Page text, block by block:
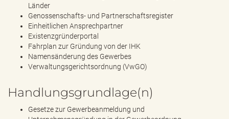
Länder
Genossenschafts- und Partnerschaftsregister
Einheitlichen Ansprechpartner
Existenzgründerportal
Fahrplan zur Gründung von der IHK
Namensänderung des Gewerbes
Verwaltungsgerichtsordnung (VwGO)
Handlungsgrundlage(n)
Gesetze zur Gewerbeanmeldung und